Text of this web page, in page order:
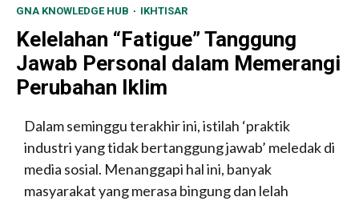
GNA KNOWLEDGE HUB IKHTISAR
Kelelahan “Fatigue” Tanggung
Jawab Personal dalam Memerangi
Perubahan Iklim
Dalam seminggu terakhir ini, istilah ‘praktik
industri yang tidak bertanggung jawab’ meledak di
media sosial. Menanggapi hal ini, banyak
masyarakat yang merasa bingung dan lelah